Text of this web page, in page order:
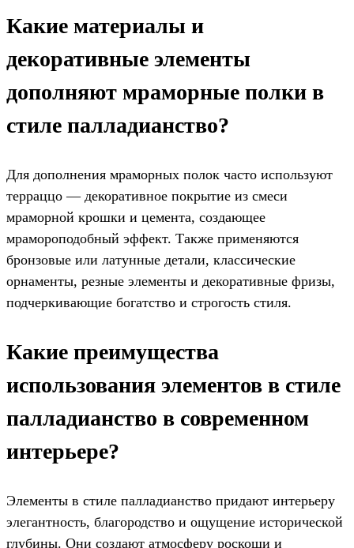
Какие материалы и
декоративные элементы
дополняют мраморные полки в
стиле палладианство?
Для дополнения мраморных полок часто используют
терраццо — декоративное покрытие из смеси
мраморной крошки и цемента, создающее
мрамороподобный эффект. Также применяются
бронзовые или латунные детали, классические
орнаменты, резные элементы и декоративные фризы,
подчеркивающие богатство и строгость стиля.
Какие преимущества
использования элементов в стиле
палладианство в современном
интерьере?
Элементы в стиле палладианство придают интерьеру
элегантность, благородство и ощущение исторической
глубины. Они создают атмосферу роскоши и